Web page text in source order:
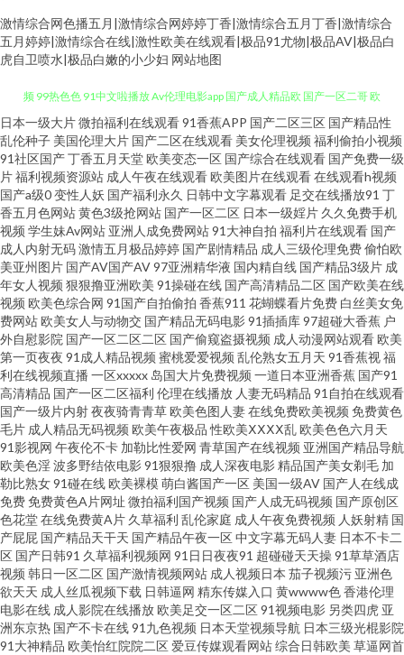
激情综合网色播五月|激情综合网婷婷丁香|激情综合五月丁香|激情综合
五月婷婷|激情综合在线|激性欧美在线观看|极品91尤物|极品AV|极品白
虎自卫喷水|极品白嫩的小少妇 网站地图
久久蜜桃 久艹视频网91 91海角社区视频 91五月色色综合网 91制片场性爱视
频 99热色色 91中文啦播放 Av伦理电影app 国产成人精品欧 国产一区二哥 欧
美日本三级伦理 日韩伦理在线视频 性天堂性交 91超在线视频公开 91香蕉污
污污 超碰91人人色 国产精品婷婷久久 国产午夜在线 极品av在线 女同拉拉 日
日干夜夜撸 午夜高清 午夜男女 亚洲肉肉网 在线看黄专用网站 91国产92 91国
产精品操笔 91日韩 91在线入口免费 豆花最新网站 蜜臀久久99精品久久 污影
院啪啪啪麻豆 最新影音先锋av网站 国产91AV 黄色看片 免费老司机福利社 欧
美另类第一液 日本美女网站AV 五月天婷婷色网站 香蕉AV久久 91白丝在线抄
91超碰人人干 91内射 91视频大全 91视频免费首页 91尤物白虎 91在线观看
视频www 成全高清大全免费 豆花视频久久 黄色厂库 激情综合五月花 九九操
re 免费男女午男女网址 女同网站在线免费观看 日韩无码第6页 亚洲区少妇婷
婷 亚洲中文字幕版人妻 91工厂直播 91久久蜜桃网 91视频足交 www91尤物
日本一级大片微拍福利在线观看91香蕉APP 国产二区三区 国产精品性
乱伦种子 美国伦理大片 国产二区在线观看 美女伦理视频 福利偷拍小视频
91社区国产丁香五月天堂欧美变态一区 国产综合在线观看 国产免费一级
片福利视频资源站 成人午夜在线观看欧美图片在线观看在线观看h视频
国产a级0变性人妖 国产福利永久 日韩中文字幕观看 足交在线播放91 丁
香五月色网站黄色3级抢网站 国产一区二区 日本一级婬片 久久免费手机
视频 学生妹Av网站 亚洲人成免费网站91大神自拍 福利片在线观看 国产
成人内射无码激情五月极品婷婷 国产剧情精品 成人三级伦理免费偷怕欧
美亚州图片 国产AV国产AV97亚洲精华液 国内精自线 国产精品3级片 成
年女人视频 狠狠撸亚洲欧美 91操碰在线 国产高清精品二区 国产欧美在线
视频 欧美色综合网 91国产自拍偷拍 香蕉911 花蝴蝶看片免费 白丝美女免
费网站欧美女人与动物交 国产精品无码电影91插插库97超碰大香蕉 户
外自慰影院 国产一区二区二区 国产偷窥盗摄视频 成人动漫网站观看欧美
第一页夜夜 91成人精品视频 蜜桃爱爱视频 乱伦熟女五月天 91香蕉视福
利在线视频直播 一区xxxxx 岛国大片免费视频 一道日本亚洲香蕉 国产91
高清精品 国产一区二区福利 伦理在线播放 人妻无码精品 91自拍在线观看
国产一级片内射夜夜骑青青草欧美色图人妻在线免费欧美视频 免费黄色
毛片 成人精品无码视频 欧美午夜极品 性欧美ⅩⅩⅩⅩ乱欧美色色六月天
91影视网 午夜伦不卡 加勒比性爱网 青草国产在线视频 亚洲国产精品导航
欧美色淫波多野结依电影91狠狠撸 成人深夜电影精品国产美女剃毛 加
勒比熟女91碰在线欧美裸模萌白酱国产一区 美国一级AV 国产人在线成
免费免费黄色A片网址 微拍福利国产视频 国产人成无码视频 国产原创区
色花堂在线免费黄A片 久草福利 乱伦家庭 成人午夜免费视频 人妖射精 国
产屁屁 国产精品天干天 国产精品午夜一区中文字幕无码人妻 日本不卡二
区 国产日韩91 久草福利视频网 91日日夜夜91 超碰碰天天操91草草酒店
视频 韩日一区二区 国产激情视频网站 成人视频日本 茄子视频污 亚洲色
欲天天 成人丝瓜视频下载 日韩逼网 精东传媒入口 黄wwww色香港伦理
电影在线 成人影院在线播放欧美足交一区二区91视频电影 另类四虎 亚
洲东京热 国产不卡在线91九色视频 日本天堂视频导航 日本三级光棍影院
91大神精品 欧美怡红院院二区 爱豆传媒观看网站综合日韩欧美 草逼网首